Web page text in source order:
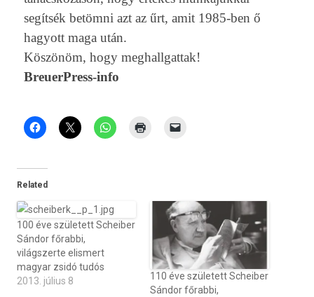
segítsék betömni azt az űrt, amit 1985-ben ő
hagyott maga után.
Köszönöm, hogy meg­hallgat­tak!
BreuerPress-info
Related
100 éve született Scheiber
Sándor főrabbi,
világszerte elismert
magyar zsidó tudós
2013. július 8
110 éve született Scheiber
Sándor főrabbi,